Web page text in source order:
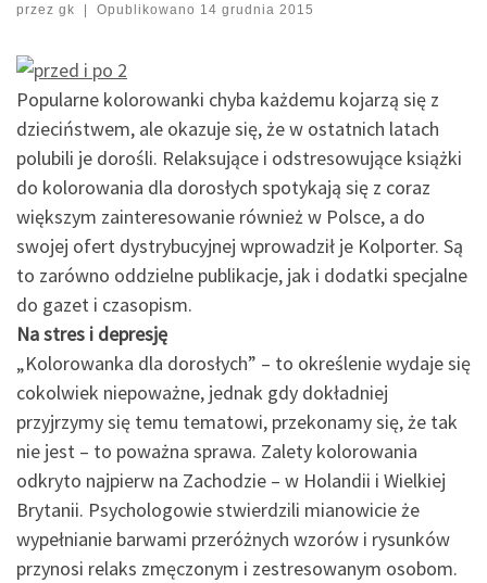
przez gk | Opublikowano 14 grudnia 2015
Popularne kolorowanki chyba każdemu kojarzą się z
dzieciństwem, ale okazuje się, że w ostatnich latach
polubili je dorośli. Relaksujące i odstresowujące książki
do kolorowania dla dorosłych spotykają się z coraz
większym zainteresowanie również w Polsce, a do
swojej ofert dystrybucyjnej wprowadził je Kolporter. Są
to zarówno oddzielne publikacje, jak i dodatki specjalne
do gazet i czasopism.
Na stres i depresję
„Kolorowanka dla dorosłych” – to określenie wydaje się
cokolwiek niepoważne, jednak gdy dokładniej
przyjrzymy się temu tematowi, przekonamy się, że tak
nie jest – to poważna sprawa. Zalety kolorowania
odkryto najpierw na Zachodzie – w Holandii i Wielkiej
Brytanii. Psychologowie stwierdzili mianowicie że
wypełnianie barwami przeróżnych wzorów i rysunków
przynosi relaks zmęczonym i zestresowanym osobom.